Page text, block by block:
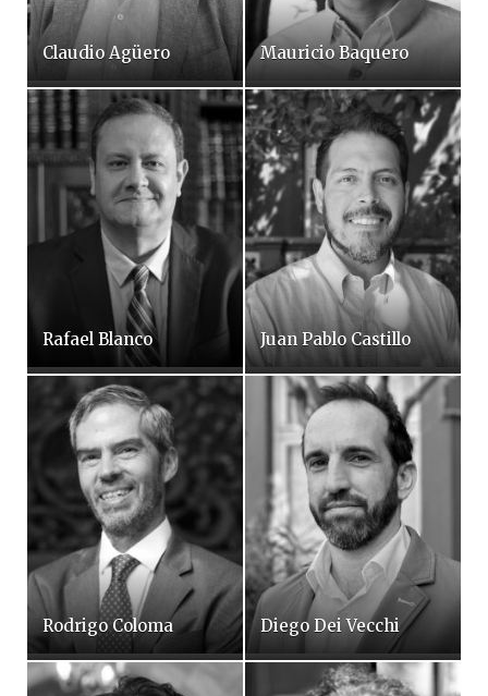
Claudio Agüero Mauricio Baquero
Rafael Blanco Juan Pablo Castillo
Rodrigo Coloma Diego Dei Vecchi